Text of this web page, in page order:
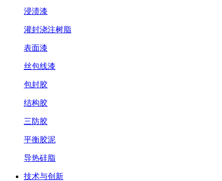
浸渍漆
灌封浇注树脂
表面漆
丝包线漆
包封胶
结构胶
三防胶
平衡胶泥
导热硅脂
技术与创新